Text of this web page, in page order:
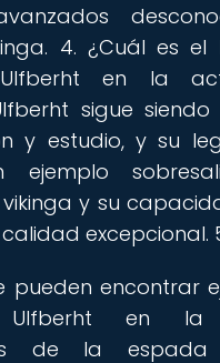
4. ¿Cuál es
en la
sigue
y estudio, y su
ejemplo
y su
excepcional.
pueden encontrar
Ulfberht en la
de la